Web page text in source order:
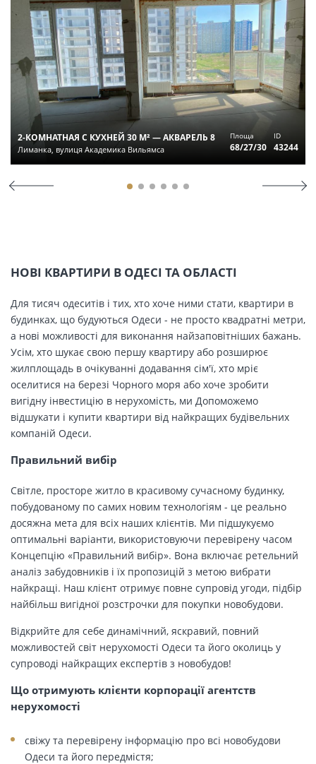
2-КОМНАТНАЯ С КУХНЕЙ 30 М² — АКВАРЕЛЬ 8
Лиманка, вулиця Академика Вильямса
Площа
68/27/30
ID
43244
НОВІ КВАРТИРИ В ОДЕСІ ТА ОБЛАСТІ
Для тисяч одеситів і тих, хто хоче ними стати, квартири в
будинках, що будуються Одеси - не просто квадратні метри,
а нові можливості для виконання найзаповітніших бажань.
Усім, хто шукає свою першу квартиру або розширює
жилплощадь в очікуванні додавання сім'ї, хто мріє
оселитися на березі Чорного моря або хоче зробити
вигідну інвестицію в нерухомість, ми Допоможемо
відшукати і купити квартири від найкращих будівельних
компаній Одеси.
Правильний вибір
Світле, просторе житло в красивому сучасному будинку,
побудованому по самих новим технологіям - це реально
досяжна мета для всіх наших клієнтів. Ми підшукуємо
оптимальні варіанти, використовуючи перевірену часом
Концепцію «Правильний вибір». Вона включає ретельний
аналіз забудовників і їх пропозицій з метою вибрати
найкращі. Наш клієнт отримує повне супровід угоди, підбір
найбільш вигідної розстрочки для покупки новобудови.
Відкрийте для себе динамічний, яскравий, повний
можливостей світ нерухомості Одеси та його околиць у
супроводі найкращих експертів з новобудов!
Що отримують клієнти корпорації агентств
нерухомості
свіжу та перевірену інформацію про всі новобудови
Одеси та його передмістя;